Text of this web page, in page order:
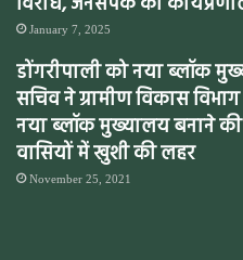
January 7, 2025
डोंगरीपाली को नया ब्लॉक
सचिव ने ग्रामीण विकास
नया ब्लॉक मुख्यालय बनाने की
वासियों में खुशी की लहर
November 25, 2021